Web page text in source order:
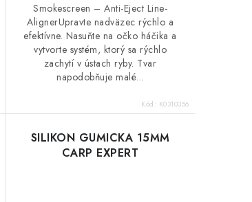
Smokescreen – Anti-Eject Line-
AlignerUpravte nadväzec rýchlo a
efektívne. Nasuňte na očko háčika a
vytvorte systém, ktorý sa rýchlo
zachytí v ústach ryby. Tvar
napodobňuje malé...
Kód: K0310356
SILIKON GUMICKA 15MM
CARP EXPERT